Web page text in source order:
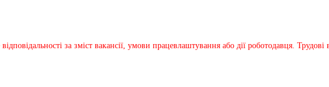
за зміст вакансії, умови працевлаштування або дії роботодавця.